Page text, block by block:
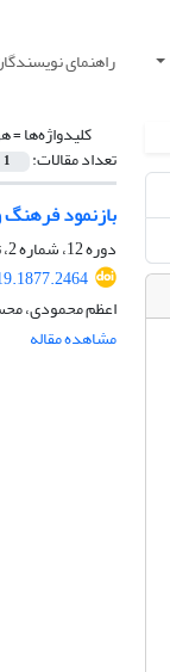
راهنمای
کلیدواژه‌ها =
تعداد مقالات: 1
بازنمود
دوره 12، شماره 2، تابستان 1398، صفحه
اعظم محمودی،
مشاهده مقاله